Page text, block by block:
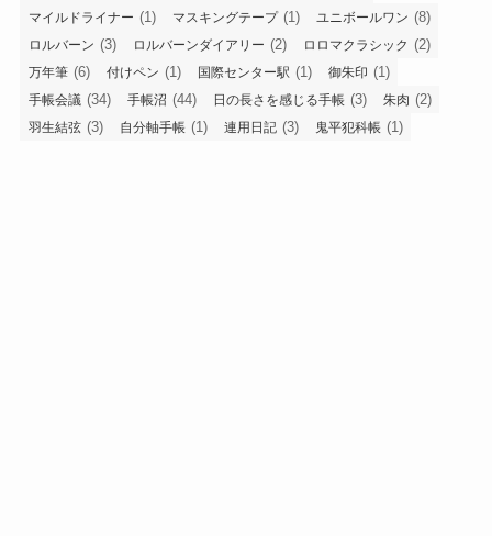
マイルドライナー (1) マスキングテープ(1) ユニボールワン (8)
ロルバーン (3) ロルバーンダイアリー (2) ロロマクラシック (2)
万年筆 (6) 付けペン (1) 国際センター駅 (1) 御朱印 (1)
手帳会議 (34) 手帳沼 (44) 日の長さを感じる手帳 (3) 朱肉 (2)
羽生結弦 (3) 自分軸手帳 (1) 連用日記 (3) 鬼平犯科帳 (1)